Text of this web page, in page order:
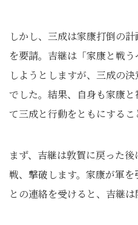
しかし、三成は家康打倒の
を要請。吉継は「家康と戦
しようとしますが、三成の
でした。結果、自身も家康
て三成と行動をともにするこ
まず、吉継は敦賀に戻った
戦、撃破します。家康が軍
との連絡を受けると、吉継は